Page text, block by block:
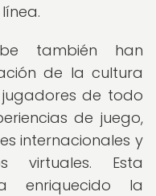
también han
de la cultura
de todo
de juego,
internacionales y
virtuales. Esta
enriquecido la